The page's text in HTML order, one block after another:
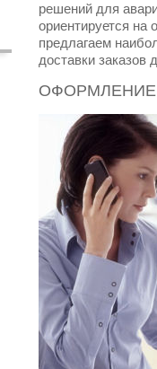
решений для
ориентируется
предлагаем
доставки заказов
ОФОРМЛЕНИЕ